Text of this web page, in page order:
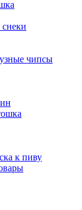
чипсы
к пиву